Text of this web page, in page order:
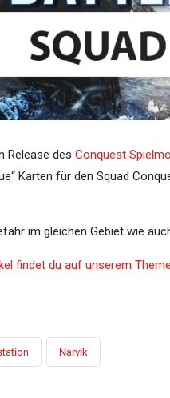
Release des Conquest
Karten für den Squad
im gleichen Gebiet wie
findet du auf unserem
Narvik